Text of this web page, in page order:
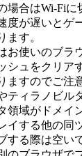
場合はWi-Fiに
度が遅いとゲ
ます。
お使いのブラ
シュをクリア
ますのでご注
ティラノビル
領域がドメイ
イする他の同
する際は空い